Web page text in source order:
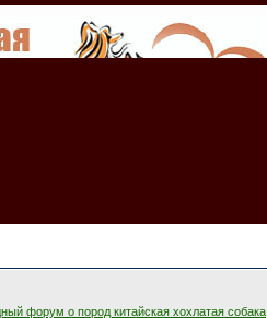
форум о пород китайская хохлатая собака